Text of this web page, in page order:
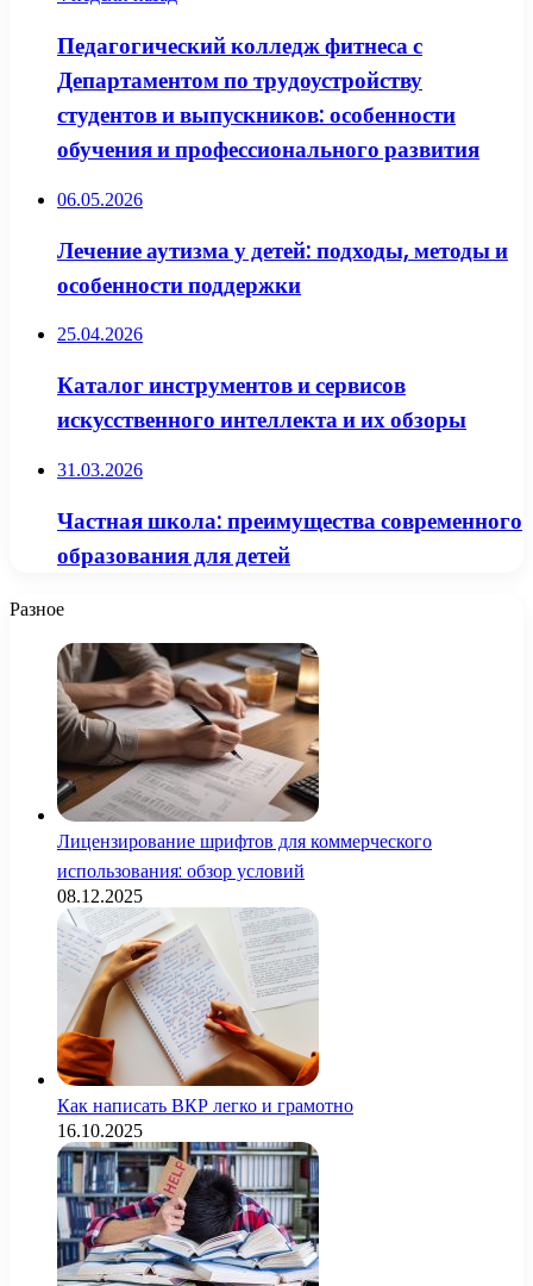
Педагогический колледж фитнеса с
Департаментом по трудоустройству
студентов и выпускников: особенности
обучения и профессионального развития
06.05.2026
Лечение аутизма у детей: подходы, методы и
особенности поддержки
25.04.2026
Каталог инструментов и сервисов
искусственного интеллекта и их обзоры
31.03.2026
Частная школа: преимущества современного
образования для детей
Разное
Лицензирование шрифтов для коммерческого
использования: обзор условий
08.12.2025
Как написать ВКР легко и грамотно
16.10.2025